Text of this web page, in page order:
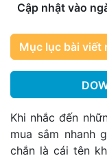
Cập nhật vào
Mục lục bài viết
Khi nhắc đến
mua sắm nhanh
chắn là cái tên